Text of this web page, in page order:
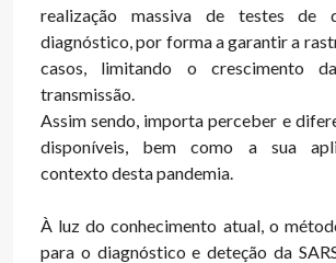
realização massiva de testes de
diagnóstico, por forma a garantir a
casos, limitando o crescimento
transmissão.
Assim sendo, importa perceber e
disponíveis, bem como a sua
contexto desta pandemia.
À luz do conhecimento atual, o
para o diagnóstico e deteção da